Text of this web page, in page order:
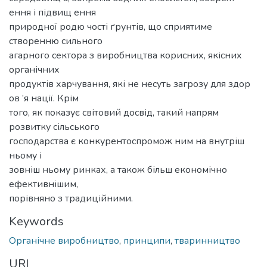
ення і підвищ ення
природної родю чості ґрунтів, що сприятиме
створенню сильного
агарного сектора з виробництва корисних, якісних
органічних
продуктів харчування, які не несуть загрозу для здор
ов ’я нації. Крім
того, як показує світовий досвід, такий напрям
розвитку сільського
господарства є конкурентоспромож ним на внутріш
ньому і
зовніш ньому ринках, а також більш економічно
ефективнішим,
порівняно з традиційними.
Keywords
Органічне виробництво, принципи, тваринництво
URI